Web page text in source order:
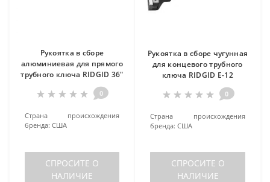
Рукоятка в сборе
алюминиевая для прямого
трубного ключа RIDGID 36"
0
Страна происхождения
бренда: США
СПРОСИТЕ О
НАЛИЧИЕ
Рукоятка в сборе чугунная
для концевого трубного
ключа RIDGID E-12
0
Страна происхождения
бренда: США
СПРОСИТЕ О
НАЛИЧИЕ